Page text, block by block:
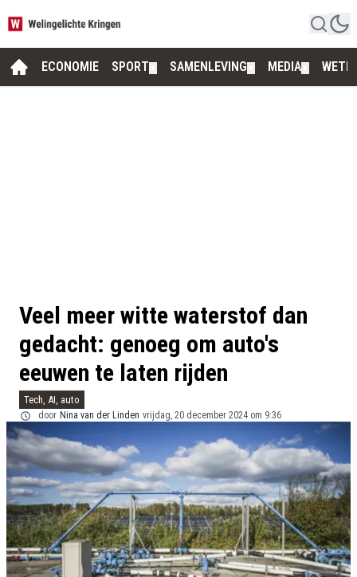
ECONOMIE SPORT SAMENLEVING MEDIA
Veel meer witte waterstof dan
gedacht: genoeg om auto's
eeuwen te laten rijden
Tech, AI, auto
door Nina van der Linden vrijdag, 20 december 2024 om 9:36